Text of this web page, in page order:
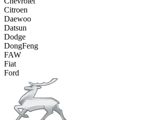
Citroen
Daewoo
Datsun
Dodge
DongFeng
FAW
Fiat
Ford